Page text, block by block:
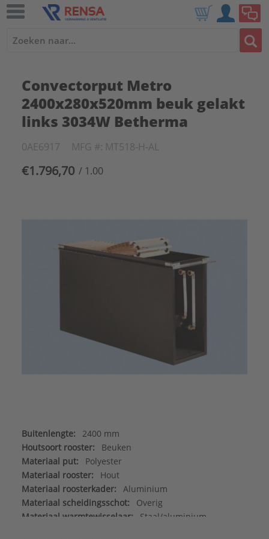
Convectorput Metro
2400x280x520mm beuk gelakt
links 3034W Betherma
0AE6917 MFG #: MT518-H-AL
€1.796,70 / 1.00
Buitenlengte:
2400 mm
Houtsoort rooster:
Beuken
Materiaal put:
Polyester
Materiaal rooster:
Hout
Materiaal roosterkader:
Aluminium
Materiaal scheidingsschot:
Overig
Materiaal warmtewisselaar:
Staal/aluminium